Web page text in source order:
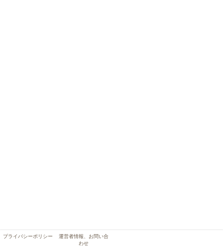
プライバシーポリシー
運営者情報、お問い合
わせ